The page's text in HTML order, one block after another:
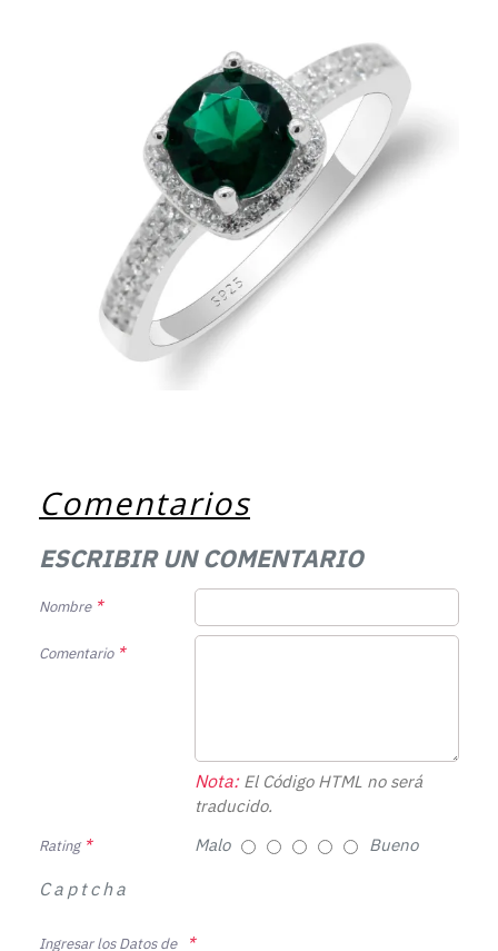
Comentarios
ESCRIBIR UN COMENTARIO
Nombre
Comentario
Nota:El Código HTML no será
traducido.
Rating Malo Bueno
Captcha
Ingresar los Datos de